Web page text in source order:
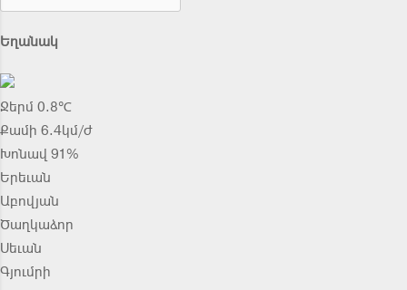
Եղանակ
Ջերմ 0.8℃
Քամի 6.4կմ/ժ
Խոնավ 91%
Երեւան
Աբովյան
Ծաղկաձոր
Սեւան
Գյումրի